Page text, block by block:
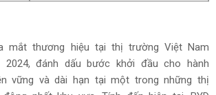
mắt thương hiệu tại thị trường Việt Nam
đánh dấu bước khởi đầu cho hành
vững và dài hạn tại một trong những thị